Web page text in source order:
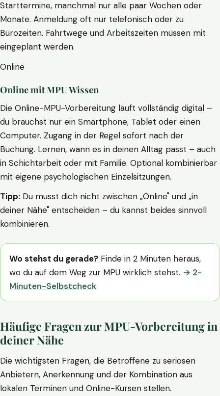
Starttermine, manchmal nur alle paar Wochen oder
Monate. Anmeldung oft nur telefonisch oder zu
Bürozeiten. Fahrtwege und Arbeitszeiten müssen mit
eingeplant werden.
Online
Online mit MPU Wissen
Die Online-MPU-Vorbereitung läuft vollständig digital –
du brauchst nur ein Smartphone, Tablet oder einen
Computer. Zugang in der Regel sofort nach der
Buchung. Lernen, wann es in deinen Alltag passt – auch
in Schichtarbeit oder mit Familie. Optional kombinierbar
mit eigene psychologischen Einzelsitzungen.
Tipp: Du musst dich nicht zwischen „Online" und „in
deiner Nähe" entscheiden – du kannst beides sinnvoll
kombinieren.
Wo stehst du gerade? Finde in 2 Minuten heraus,
wo du auf dem Weg zur MPU wirklich stehst. → 2-
Minuten-Selbstcheck
Häufige Fragen zur MPU-Vorbereitung in
deiner Nähe
Die wichtigsten Fragen, die Betroffene zu seriösen
Anbietern, Anerkennung und der Kombination aus
lokalen Terminen und Online-Kursen stellen.